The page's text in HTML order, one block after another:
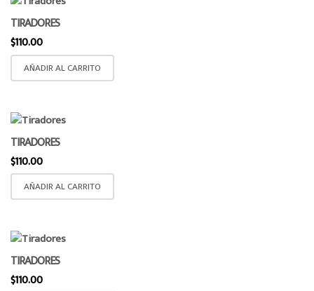
TIRADORES
$110.00
AÑADIR AL CARRITO
TIRADORES
$110.00
AÑADIR AL CARRITO
TIRADORES
$110.00